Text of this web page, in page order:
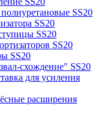
SS20
SS20
SS20
SS20
SS20
схождение" SS20
для усиления
расширения